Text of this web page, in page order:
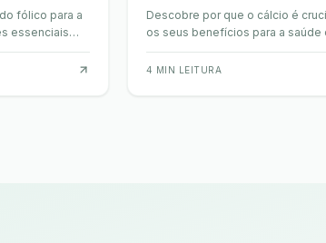
fólico para a
essenciais
Descobre por que o cálcio é
os seus benefícios para a saúde
encontrar na alimentação diária.
4 MIN LEITURA